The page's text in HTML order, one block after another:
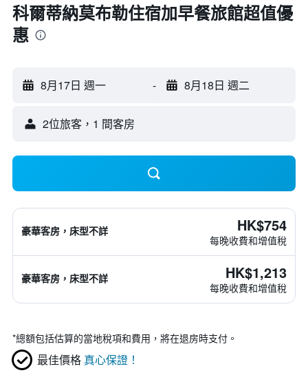
科爾蒂納莫布勒住宿加早餐旅館超值優
惠
8月17日 週一 - 8月18日 週二
2位旅客，1 間客房
豪華客房，床型不詳 HK$754
每晚收費和增值稅
豪華客房，床型不詳 HK$1,213
每晚收費和增值稅
*總額包括估算的當地稅項和費用，將在退房時支付。
最佳價格 真心保證！